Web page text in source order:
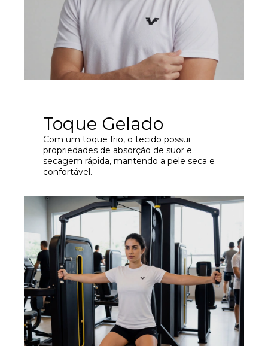
Toque Gelado
Com um toque frio, o tecido possui
propriedades de absorção de suor e
secagem rápida, mantendo a pele seca e
confortável.